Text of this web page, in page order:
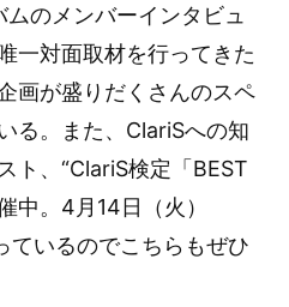
のメンバーインタビュ
一対面取材を行ってきた
画が盛りだくさんのスペ
る。また、ClariSへの知
ト、“ClariS検定「BEST
中。4月14日（火）
ているのでこちらもぜひ